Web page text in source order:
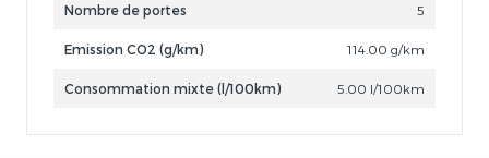
Nombre de portes 5
Emission CO2 (g/km) 114.00 g/km
Consommation mixte (l/100km) 5.00 l/100km